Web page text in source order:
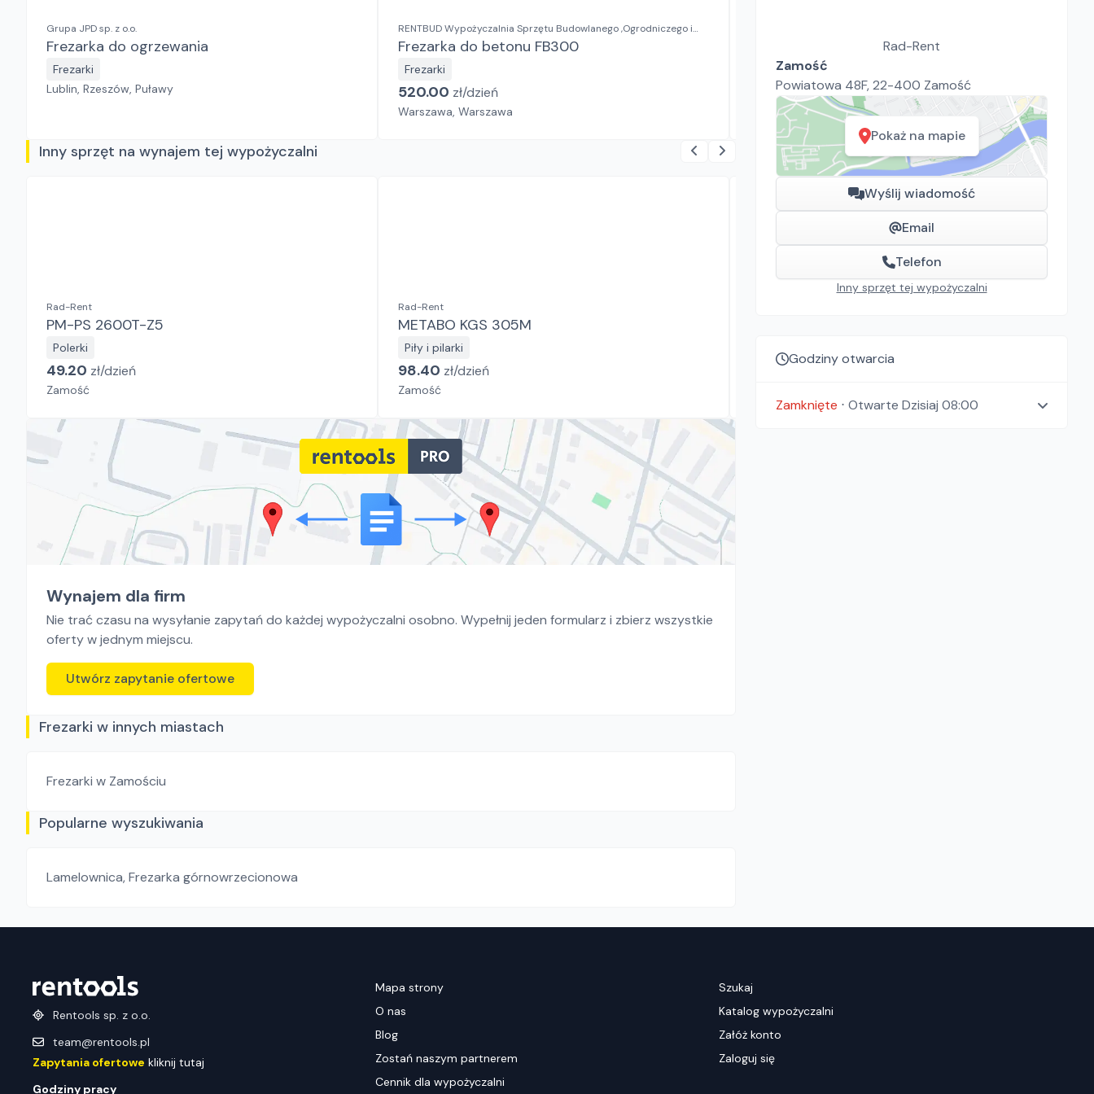
Rad-Rent
Zamość
Powiatowa 48F, 22-400 Zamość
Pokaż na mapie
Wyślij wiadomość
Email
Telefon
Inny sprzęt tej wypożyczalni
Godziny otwarcia
Zamknięte ⋅ Otwarte Dzisiaj 08:00
Grupa JPD sp. z o.o.
Frezarka do ogrzewania
Frezarki
Lublin, Rzeszów, Puławy
RENTBUD Wypożyczalnia Sprzętu Budowlanego ,Ogrodniczego i
Elektronarzędzi
Frezarka do betonu FB300
Frezarki
520.00 zł/dzień
Warszawa, Warszawa
Frezarki
467.40zł/dzień
Ciemne, Łódź, Kraków, Ciemne, Wrocław
Inny sprzęt na wynajem tej wypożyczalni
Rad-Rent
PM-PS 2600T-Z5
Polerki
49.20 zł/dzień
Zamość
Rad-Rent
METABO KGS 305M
Piły i pilarki
98.40 zł/dzień
Zamość
61.50 dzień
Wynajem dla firm
Nie trać czasu na wysyłanie zapytań do każdej wypożyczalni osobno. Wypełnij jeden formularz i zbierz wszystkie
oferty w jednym miejscu.
Utwórz zapytanie ofertowe
Frezarki w innych miastach
Frezarki w Zamościu
Popularne wyszukiwania
Lamelownica,Frezarka górnowrzecionowa
Rentools sp. z o.o.
team@rentools.pl
Zapytania ofertowe kliknij tutaj
Godziny pracy
Mapa strony
O nas
Blog
Zostań naszym partnerem
Cennik dla wypożyczalni
Szukaj
Katalog wypożyczalni
Załóż konto
Zaloguj się